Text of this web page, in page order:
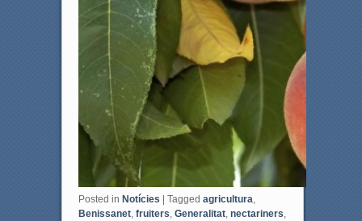
Posted in Notícies Tagged agricultura,
Benissanet, fruiters, Generalitat, nectariners,